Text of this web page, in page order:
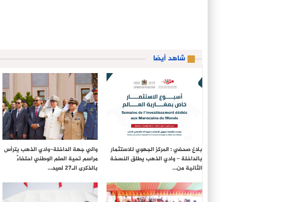
شاهد أيضا
بلاغ صحفي : المركز الجهوي للاستثمار
بالداخلة – وادي الذهب يطلق النسخة
الثانية من…
والي جهة الداخلة–وادي الذهب يترأس
مراسم تحية العلم الوطني احتفاءً
بالذكرى الـ27 لعيد…